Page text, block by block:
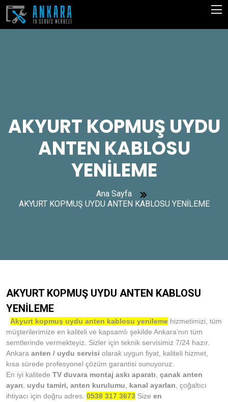
AKYURT KOPMUŞ UYDU
ANTEN KABLOSU
YENİLEME
Ana Sayfa
AKYURT KOPMUŞ UYDU ANTEN KABLOSU YENİLEME
AKYURT KOPMUŞ UYDU ANTEN KABLOSU
YENİLEME
Akyurt kopmuş uydu anten kablosu yenileme hizmetimizi, tüm
müşterilerimize en kaliteli ve kapsamlı şekilde Ankara’nın tüm
semtlerinde vermekteyiz. Sizler için teknik servisimiz 7/24 hazır.
Ankara anten / uydu servisi olarak uygun fiyat, kaliteli hizmet,
kısa sürede profesyonel çözüm garantisi sunuyoruz.
En iyi kalitede TV duvara montaj askı aparatı, çanak anten
ayarı, uydu tamiri, anten kurulumu, kanal ayarları, çoğaltıcı
ihtiyacı için doğru adres. 0538 317 3673 Size en